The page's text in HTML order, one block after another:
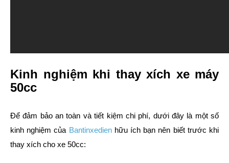
Kinh nghiệm khi thay xích xe máy
50cc
Để đảm bảo an toàn và tiết kiệm chi phí, dưới đây là một số
kinh nghiệm của Bantinxedienhữu ích bạn nên biết trước khi
thay xích cho xe 50cc: